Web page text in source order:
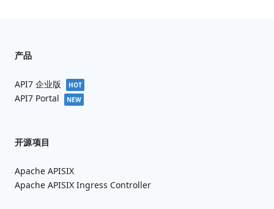
产品
API7 企业版 HOT
API7 Portal NEW
开源项目
Apache APISIX
Apache APISIX Ingress Controller